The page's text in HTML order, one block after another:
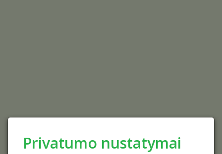
Privatumo nustatymai